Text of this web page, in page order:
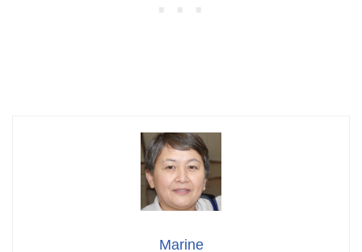
Marine